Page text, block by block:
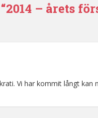
– årets
Vi har kommit långt kan